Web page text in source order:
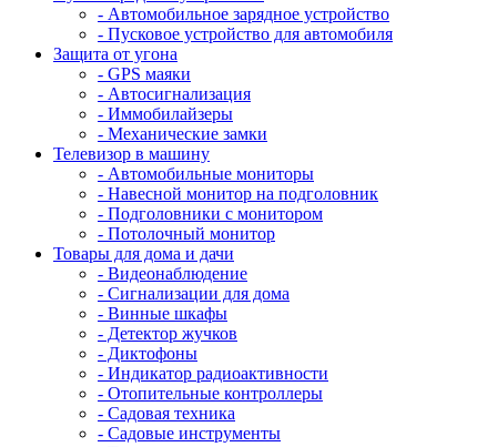
- Автомобильное зарядное устройство
- Пусковое устройство для автомобиля
Защита от угона
- GPS маяки
- Автосигнализация
- Иммобилайзеры
- Механические замки
Телевизор в машину
- Автомобильные мониторы
- Навесной монитор на подголовник
- Подголовники с монитором
- Потолочный монитор
Товары для дома и дачи
- Видеонаблюдение
- Сигнализации для дома
- Винные шкафы
- Детектор жучков
- Диктофоны
- Индикатор радиоактивности
- Отопительные контроллеры
- Садовая техника
- Садовые инструменты